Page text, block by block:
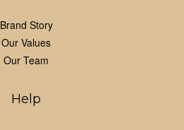
Brand Story
Our Values
Our Team
Help